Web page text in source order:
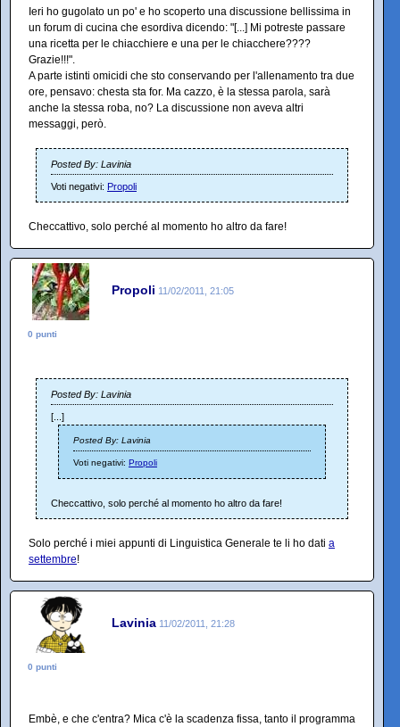
Ieri ho gugolato un po' e ho scoperto una discussione bellissima in
un forum di cucina che esordiva dicendo: "[...] Mi potreste passare
una ricetta per le chiacchiere e una per le chiacchere????
Grazie!!!".
A parte istinti omicidi che sto conservando per l'allenamento tra due
ore, pensavo: chesta sta for. Ma cazzo, è la stessa parola, sarà
anche la stessa roba, no? La discussione non aveva altri
messaggi, però.
Posted By: Lavinia
Voti negativi: Propoli
Checcattivo, solo perché al momento ho altro da fare!
Propoli 11/02/2011, 21:05
0 punti
Posted By: Lavinia
[...]
Posted By: Lavinia
Voti negativi: Propoli
Checcattivo, solo perché al momento ho altro da fare!
Solo perché i miei appunti di Linguistica Generale te li ho dati a
settembre!
Lavinia 11/02/2011, 21:28
0 punti
Embè, e che c'entra? Mica c'è la scadenza fissa, tanto il programma